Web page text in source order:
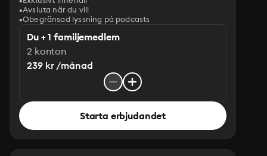
Avsluta när du vill
Obegränsad lyssning på podcasts
Du + 1 familjemedlem
2 konton
239 kr /månad
Starta erbjudandet